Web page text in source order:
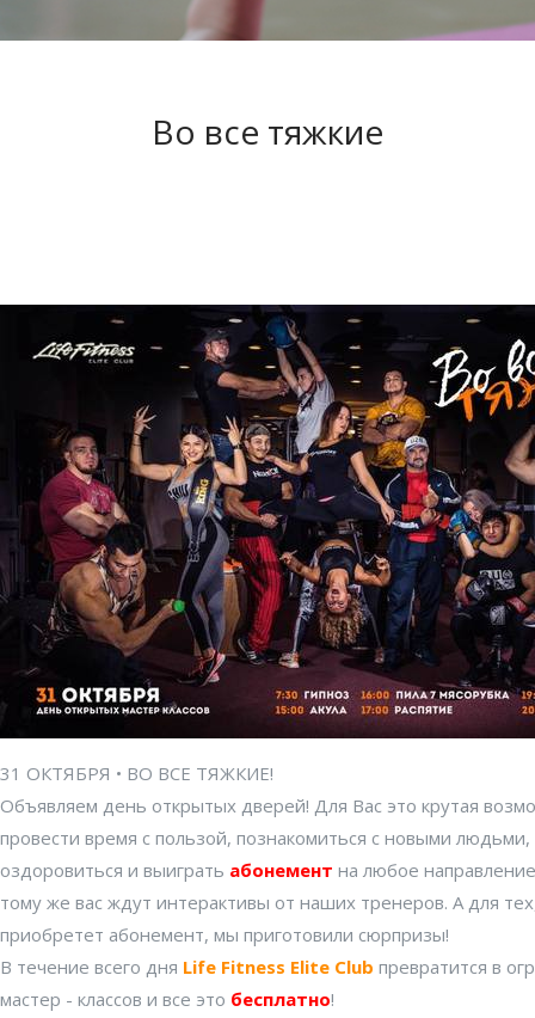
Во все тяжкие
31 ОКТЯБРЯ • ВО ВСЕ ТЯЖКИЕ!
Объявляем день открытых дверей! Для Вас это крутая
провести время с пользой, познакомиться с новыми
оздоровиться и выиграть абонемент на любое
тому же вас ждут интерактивы от наших тренеров. А для
приобретет абонемент, мы приготовили сюрпризы!
В течение всего дня Life Fitness Elite Club превратится в
мастер - классов и все это бесплатно!